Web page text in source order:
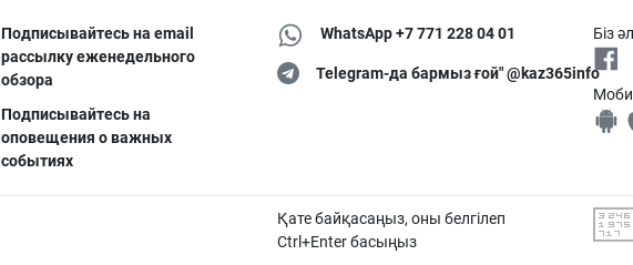
Подписывайтесь на email
рассылку еженедельного
обзора
Подписывайтесь на
оповещения о важных
событиях
WhatsApp +7 771 228 04 01
Telegram-да бармыз ғой" @kaz365info
Біз
Қате байқасаңыз, оны белгілеп
Ctrl+Enter басыңыз